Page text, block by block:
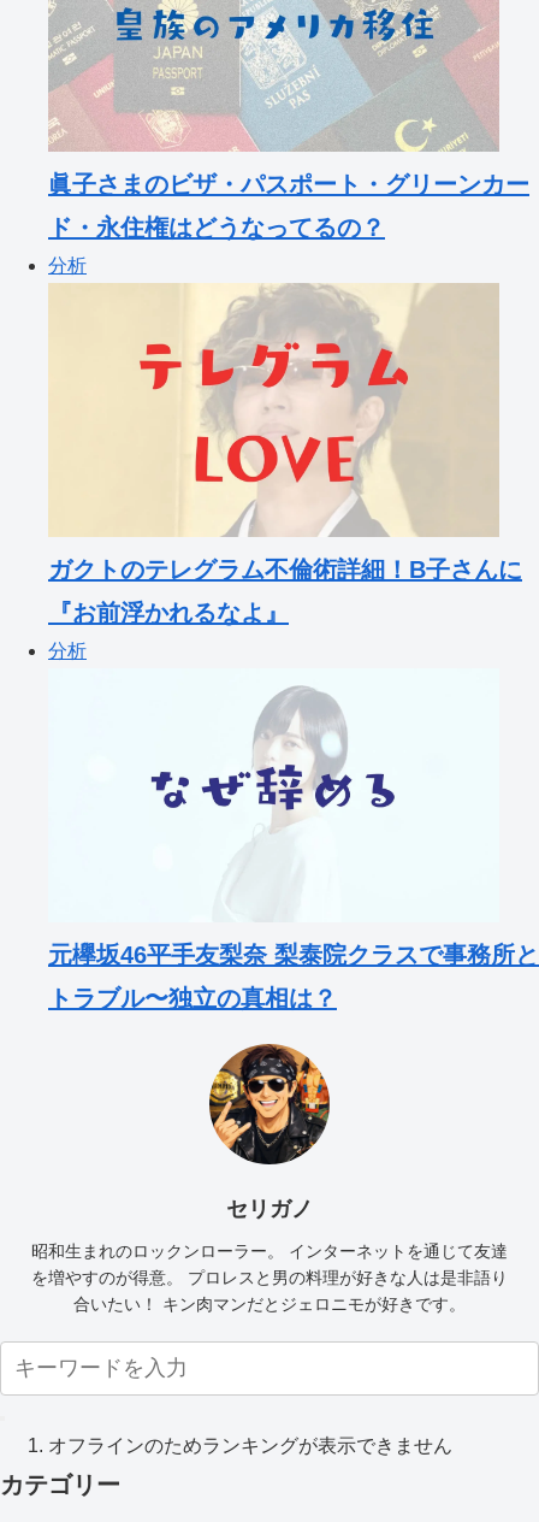
眞子さまのビザ・パスポート・グリーンカー
ド・永住権はどうなってるの？
分析
ガクトのテレグラム不倫術詳細！B子さんに
『お前浮かれるなよ』
分析
元欅坂46平手友梨奈 梨泰院クラスで事務所と
トラブル〜独立の真相は？
セリガノ
昭和生まれのロックンローラー。 インターネットを通じて友達
を増やすのが得意。 プロレスと男の料理が好きな人は是非語り
合いたい！ キン肉マンだとジェロニモが好きです。
オフラインのためランキングが表示できません
カテゴリー